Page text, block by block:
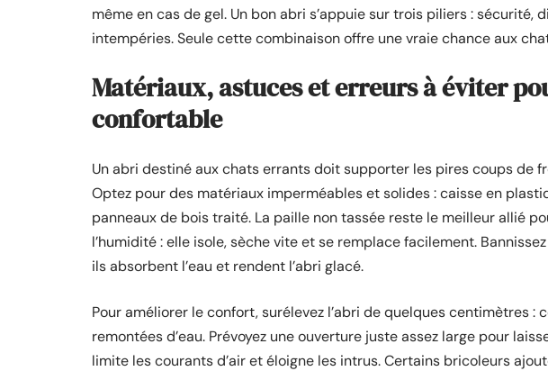
même en cas de gel. Un bon abri s’appuie sur trois piliers : sécurité,
intempéries. Seule cette combinaison offre une vraie chance aux
Matériaux, astuces et erreurs à éviter
confortable
Un abri destiné aux chats errants doit supporter les pires coups de
Optez pour des matériaux imperméables et solides : caisse en
panneaux de bois traité. La paille non tassée reste le meilleur allié
l’humidité : elle isole, sèche vite et se remplace facilement.
ils absorbent l’eau et rendent l’abri glacé.
Pour améliorer le confort, surélevez l’abri de quelques centimètres :
remontées d’eau. Prévoyez une ouverture juste assez large pour
limite les courants d’air et éloigne les intrus. Certains bricoleurs